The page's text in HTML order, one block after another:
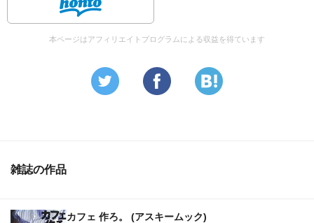
本ページはアフィリエイトプログラムによる収益を得ています
雑誌の作品
カフェ 作ろ。 (アスキームック)